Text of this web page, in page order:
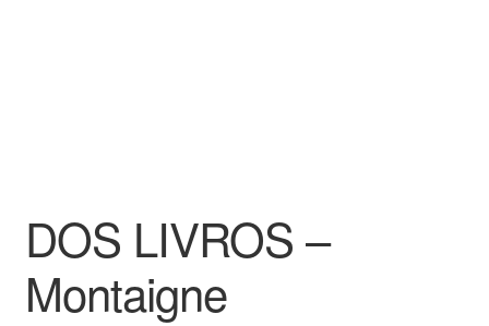
DOS LIVROS –
Montaigne